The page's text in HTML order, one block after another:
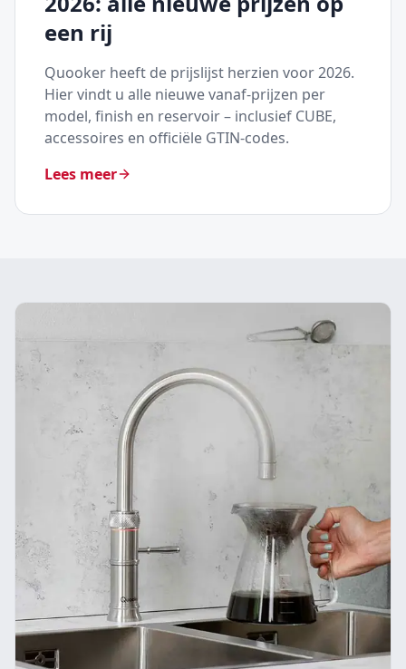
een rij
Quooker heeft de prijslijst herzien voor 2026.
Hier vindt u alle nieuwe vanaf-prijzen per
model, finish en reservoir – inclusief CUBE,
accessoires en officiële GTIN-codes.
Lees meer